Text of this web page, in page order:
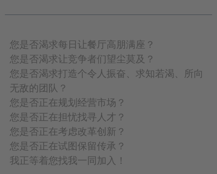
您是否渴求每日让餐厅高朋满座？
您是否渴求让竞争者们望尘莫及？
您是否渴求打造个令人振奋、求知若渴、所向
无敌的团队？
您是否正在规划经营市场？
您是否正在担忧找寻人才？
您是否正在考虑改革创新？
您是否正在试图保留传承？
我正等着您找我一同加入！